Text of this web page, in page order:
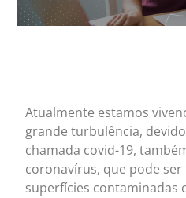
Atualmente estamos
grande turbulência,
chamada covid-19,
coronavírus, que pode
superfícies contaminadas